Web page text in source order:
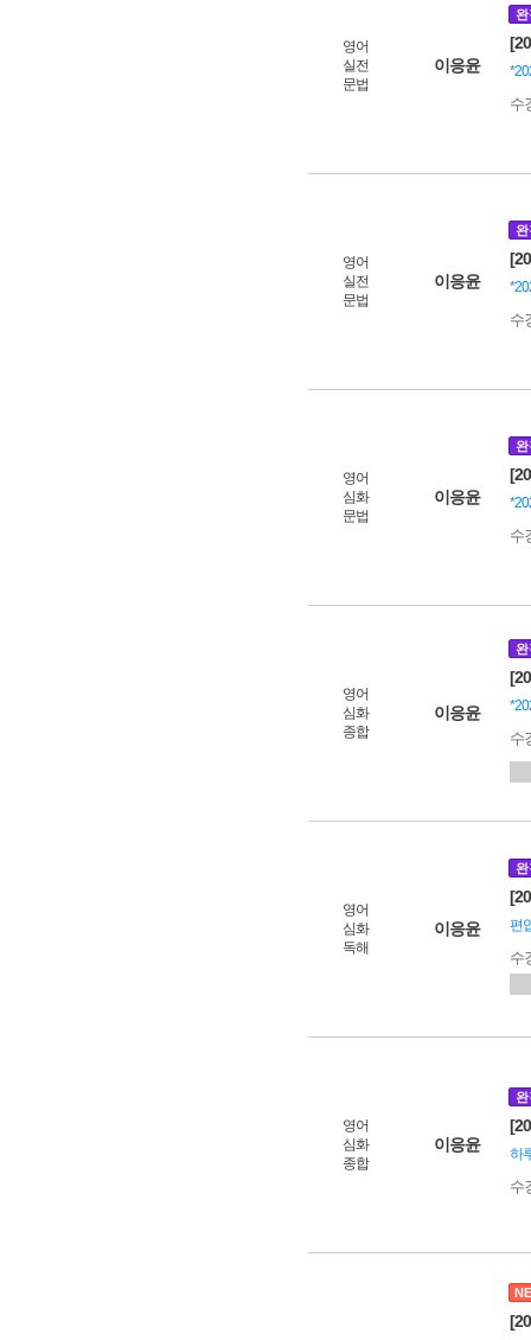
영어
실전
문법
이응윤
완
수
영어
실전
문법
이응윤
완
수
영어
심화
문법
이응윤
완
수
영어
심화
종합
이응윤
완
수
영어
심화
독해
이응윤
완
편
수
영어
심화
종합
이응윤
완
하
수